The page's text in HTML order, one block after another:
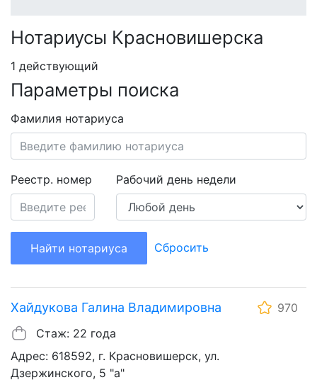
Нотариусы Красновишерска
1 действующий
Параметры поиска
Фамилия нотариуса
Реестр. номер Рабочий день недели
Найти нотариуса Сбросить
Хайдукова Галина Владимировна
970
Стаж: 22 года
Адрес: 618592, г. Красновишерск, ул.
Дзержинского, 5 "а"